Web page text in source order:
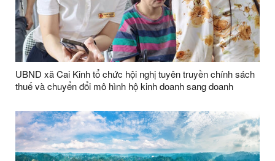
UBND xã Cai Kinh tổ chức hội nghị tuyên truyền chính sách
thuế và chuyển đổi mô hình hộ kinh doanh sang doanh